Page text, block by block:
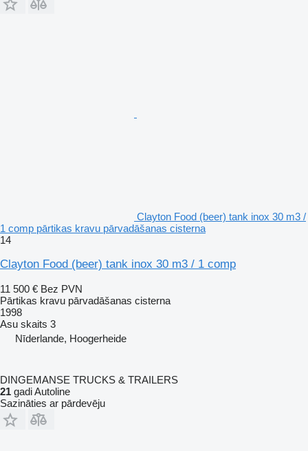
Clayton Food (beer) tank inox 30 m3 /
1 comp pārtikas kravu pārvadāšanas cisterna
14
Clayton Food (beer) tank inox 30 m3 / 1 comp
11 500 € Bez PVN
Pārtikas kravu pārvadāšanas cisterna
1998
Asu skaits 3
Nīderlande, Hoogerheide
DINGEMANSE TRUCKS & TRAILERS
21 gadi Autoline
Sazināties ar pārdevēju